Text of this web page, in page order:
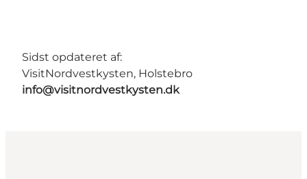
Sidst opdateret af:
VisitNordvestkysten, Holstebro
info@visitnordvestkysten.dk